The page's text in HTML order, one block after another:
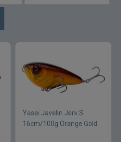
Yasei Javelin Jerk S
16cm/100g Orange Gold